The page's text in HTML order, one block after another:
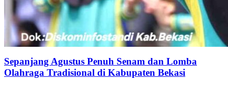
Sepanjang Agustus Penuh Senam dan Lomba
Olahraga Tradisional di Kabupaten Bekasi